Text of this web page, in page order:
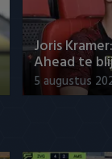
Joris
Ahead te
5 augustus